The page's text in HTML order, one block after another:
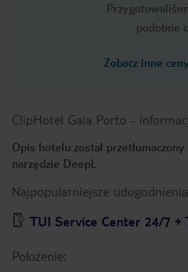
podobne
Zobacz inne
ClipHotel Gaia Porto -
Opis hotelu został
narzędzie DeepL
Najpopularniejsze
TUI Service Center 24/7 +
Położenie: